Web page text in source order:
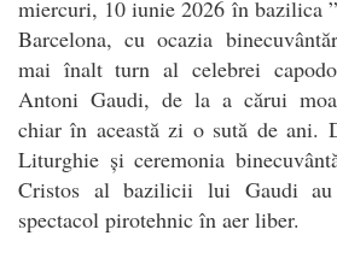
miercuri, 10 iunie 2026 în bazilica
Barcelona, cu ocazia
mai înalt turn al celebrei
Antoni Gaudi, de la a cărui
chiar în această zi o sută de ani.
Liturghie și ceremonia
Cristos al bazilicii lui Gaudi
spectacol pirotehnic în aer liber.